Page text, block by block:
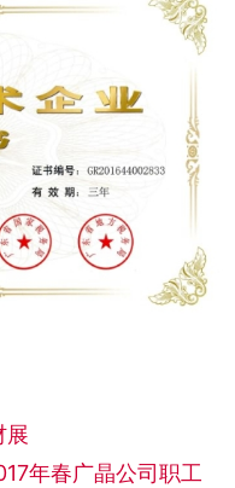
展
年春广晶公司职工